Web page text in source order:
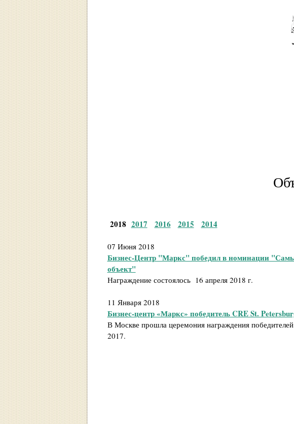
2018 2017 2016 2015 2014
07 Июня 2018
Бизнес-Центр "Маркс" победил в номинации
объект"
Награждение состоялось 16 апреля 2018 г.
11 Января 2018
Бизнес-центр «Маркс» победитель CRE St.
В Москве прошла церемония награждения
2017.